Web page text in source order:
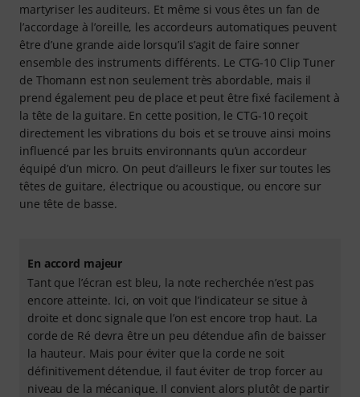
martyriser les auditeurs. Et même si vous êtes un fan de
l’accordage à l’oreille, les accordeurs automatiques peuvent
être d’une grande aide lorsqu’il s’agit de faire sonner
ensemble des instruments différents. Le CTG-10 Clip Tuner
de Thomann est non seulement très abordable, mais il
prend également peu de place et peut être fixé facilement à
la tête de la guitare. En cette position, le CTG-10 reçoit
directement les vibrations du bois et se trouve ainsi moins
influencé par les bruits environnants qu’un accordeur
équipé d’un micro. On peut d’ailleurs le fixer sur toutes les
têtes de guitare, électrique ou acoustique, ou encore sur
une tête de basse.
En accord majeur
Tant que l’écran est bleu, la note recherchée n’est pas
encore atteinte. Ici, on voit que l’indicateur se situe à
droite et donc signale que l’on est encore trop haut. La
corde de Ré devra être un peu détendue afin de baisser
la hauteur. Mais pour éviter que la corde ne soit
définitivement détendue, il faut éviter de trop forcer au
niveau de la mécanique. Il convient alors plutôt de partir